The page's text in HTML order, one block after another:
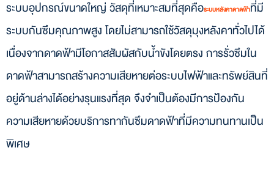
ระบบอุปกรณ์ขนาดใหญ่ วัสดุที่เหมาะสมที่สุดคือระบบหลังคาดาดฟ้าที่มี
ระบบกันซึมคุณภาพสูง โดยไม่สามารถใช้วัสดุมุงหลังคาทั่วไปได้
เนื่องจากดาดฟ้ามีโอกาสสัมผัสกับน้ำขังโดยตรง การรั่วซึมใน
ดาดฟ้าสามารถสร้างความเสียหายต่อระบบไฟฟ้าและทรัพย์สินที่
อยู่ด้านล่างได้อย่างรุนแรงที่สุด จึงจำเป็นต้องมีการป้องกัน
ความเสียหายด้วยบริการทากันซึมดาดฟ้าที่มีความทนทานเป็น
พิเศษ